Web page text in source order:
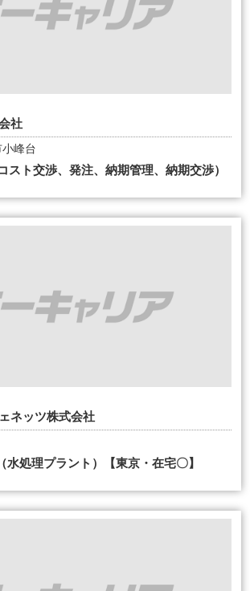
社
峰台
スト交渉、発注、納期管理、納期交渉）
ネッツ株式会社
水処理プラント）【東京・在宅〇】